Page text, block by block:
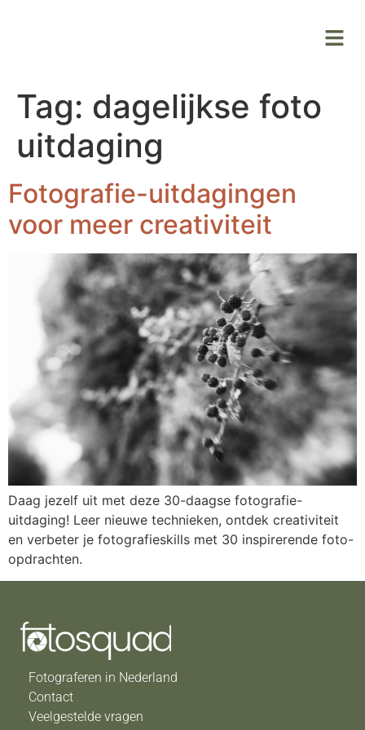
Tag: dagelijkse foto
uitdaging
Fotografie-uitdagingen
voor meer creativiteit
Daag jezelf uit met deze 30-daagse fotografie-
uitdaging! Leer nieuwe technieken, ontdek creativiteit
en verbeter je fotografieskills met 30 inspirerende foto-
opdrachten.
Fotograferen in Nederland
Contact
Veelgestelde vragen